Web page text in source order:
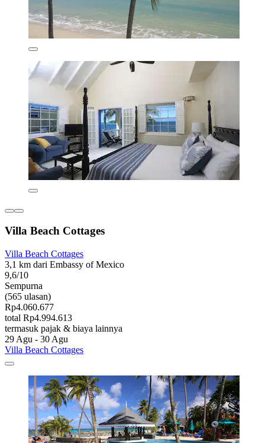
Villa Beach Cottages
Villa Beach Cottages
3,1 km dari Embassy of Mexico
9,6/10
Sempurna
(565 ulasan)
Rp4.060.677
total Rp4.994.613
termasuk pajak & biaya lainnya
29 Agu - 30 Agu
Villa Beach Cottages